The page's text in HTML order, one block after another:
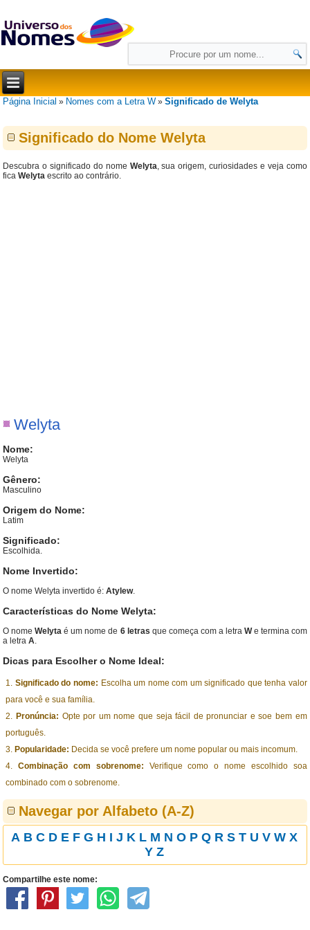
Página Inicial » Nomes com a Letra W »Significado de Welyta
Significado do Nome Welyta
Descubra o significado do nome Welyta, sua origem, curiosidades e veja como
ficaWelyta escrito ao contrário.
Welyta
Nome:
Welyta
Gênero:
Masculino
Origem do Nome:
Latim
Significado:
Escolhida.
Nome Invertido:
O nome Welyta invertido é:Atylew.
Características do Nome Welyta:
O nomeWelyta é um nome de 6 letras que começa com a letra We termina com
a letraA.
Dicas para Escolher o Nome Ideal:
Significado do nome: Escolha um nome com um significado que tenha valor
para você e sua família.
Pronúncia: Opte por um nome que seja fácil de pronunciar e soe bem em
português.
Popularidade: Decida se você prefere um nome popular ou mais incomum.
Combinação com sobrenome: Verifique como o nome escolhido soa
combinado com o sobrenome.
Navegar por Alfabeto (A-Z)
A B C D E F G H I J K L M N O P Q R S T U V W X
Y Z
Compartilhe este nome: